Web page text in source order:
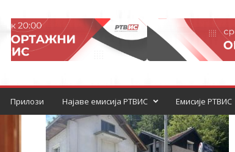
Прилози Најаве емисија РТВИС Емисије РТВИС